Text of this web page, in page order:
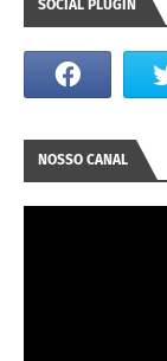
SOCIAL PLUGIN
NOSSO CANAL